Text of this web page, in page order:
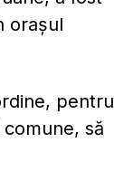
orașul
pentru
să